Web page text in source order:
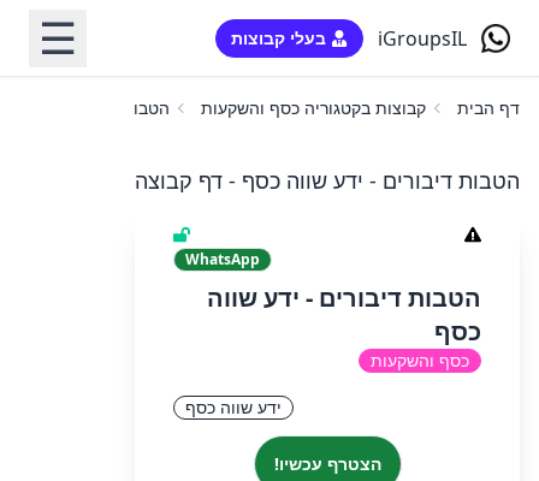
iGroupsIL בעלי קבוצות ☰
דף הבית קבוצות בקטגוריה כסף והשקעות הטבות דיבורים - ידע
הטבות דיבורים - ידע שווה כסף - דף קבוצה
WhatsApp
הטבות דיבורים - ידע שווה
כסף
כסף והשקעות
ידע שווה כסף
הצטרף עכשיו!